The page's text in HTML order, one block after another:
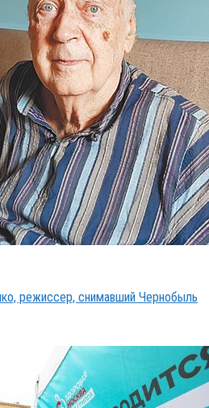
режиссер, снимавший Чернобыль